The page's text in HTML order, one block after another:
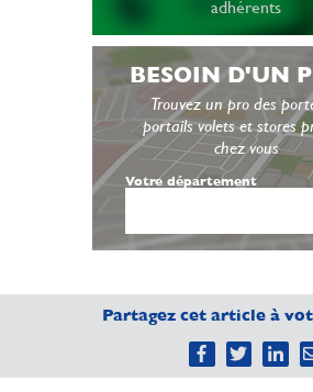
adhérents
BESOIN D'UN
Trouvez un pro des
portails volets et stores
chez vous
Votre département
Partagez cet article à